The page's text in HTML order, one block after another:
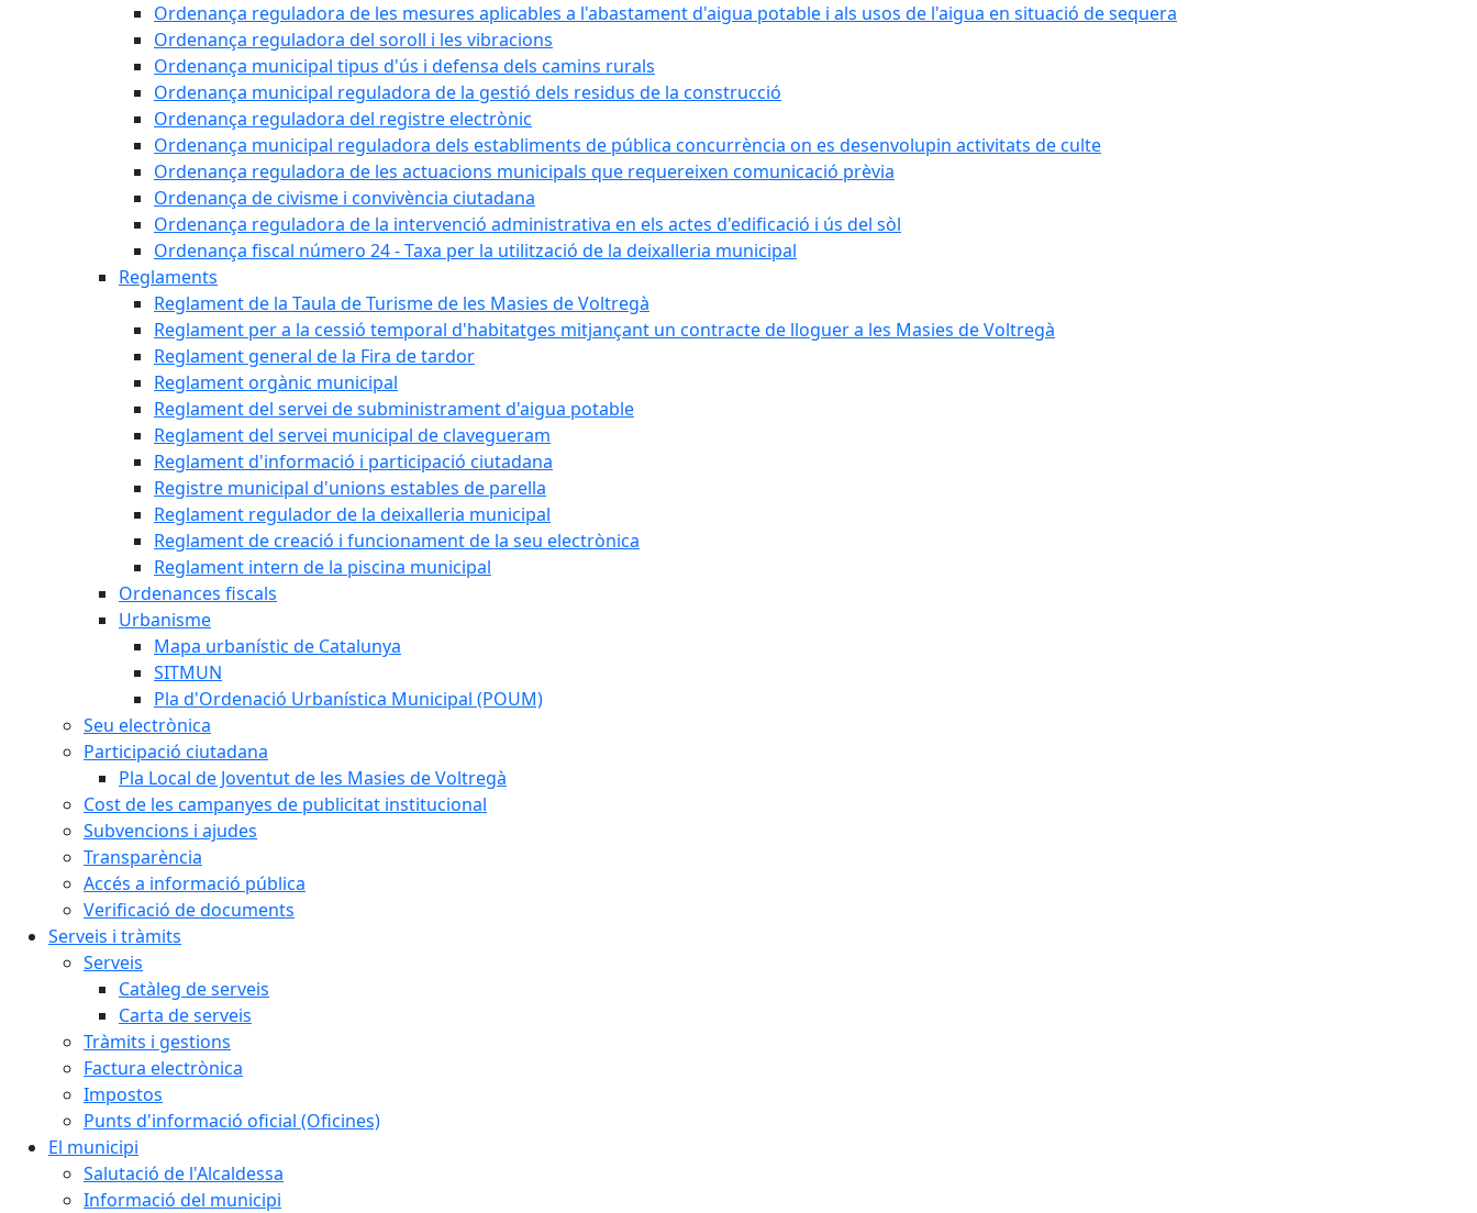
Ordenança reguladora de les mesures aplicables a l'abastament d'aigua potable i als usos de l'aigua en situació de sequera
Ordenança reguladora del soroll i les vibracions
Ordenança municipal tipus d'ús i defensa dels camins rurals
Ordenança municipal reguladora de la gestió dels residus de la construcció
Ordenança reguladora del registre electrònic
Ordenança municipal reguladora dels establiments de pública concurrència on es desenvolupin activitats de culte
Ordenança reguladora de les actuacions municipals que requereixen comunicació prèvia
Ordenança de civisme i convivència ciutadana
Ordenança reguladora de la intervenció administrativa en els actes d'edificació i ús del sòl
Ordenança fiscal número 24 - Taxa per la utilització de la deixalleria municipal
Reglaments
Reglament de la Taula de Turisme de les Masies de Voltregà
Reglament per a la cessió temporal d'habitatges mitjançant un contracte de lloguer a les Masies de Voltregà
Reglament general de la Fira de tardor
Reglament orgànic municipal
Reglament del servei de subministrament d'aigua potable
Reglament del servei municipal de clavegueram
Reglament d'informació i participació ciutadana
Registre municipal d'unions estables de parella
Reglament regulador de la deixalleria municipal
Reglament de creació i funcionament de la seu electrònica
Reglament intern de la piscina municipal
Ordenances fiscals
Urbanisme
Mapa urbanístic de Catalunya
SITMUN
Pla d'Ordenació Urbanística Municipal (POUM)
Seu electrònica
Participació ciutadana
Pla Local de Joventut de les Masies de Voltregà
Cost de les campanyes de publicitat institucional
Subvencions i ajudes
Transparència
Accés a informació pública
Verificació de documents
Serveis i tràmits
Serveis
Catàleg de serveis
Carta de serveis
Tràmits i gestions
Factura electrònica
Impostos
Punts d'informació oficial (Oficines)
El municipi
Salutació de l'Alcaldessa
Informació del municipi